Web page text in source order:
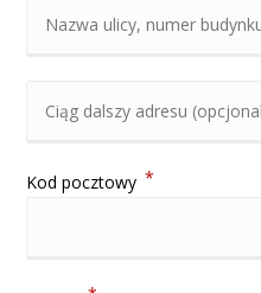
Kod pocztowy *